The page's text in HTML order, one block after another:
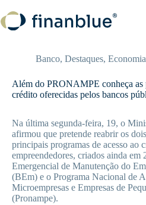
para
o
Banco, Destaques, Economia
Além do PRONAMPE conheça as
crédito oferecidas pelos bancos
Na última segunda-feira, 19, o
afirmou que pretende reabrir os dois
principais programas de acesso ao
empreendedores, criados ainda
Emergencial de Manutenção do
(BEm) e o Programa Nacional de
Microempresas e Empresas de
(Pronampe).